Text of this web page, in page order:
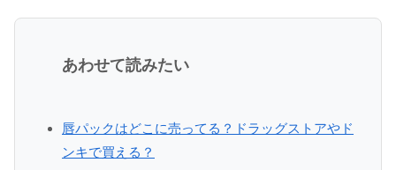
あわせて読みたい
唇パックはどこに売ってる？ドラッグストアやド
ンキで買える？